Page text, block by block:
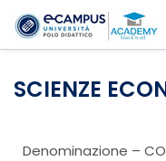
SCIENZE
Denominazione –